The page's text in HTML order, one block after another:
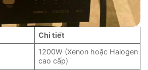
Chi tiết
1200W (Xenon hoặc Halogen
cao cấp)